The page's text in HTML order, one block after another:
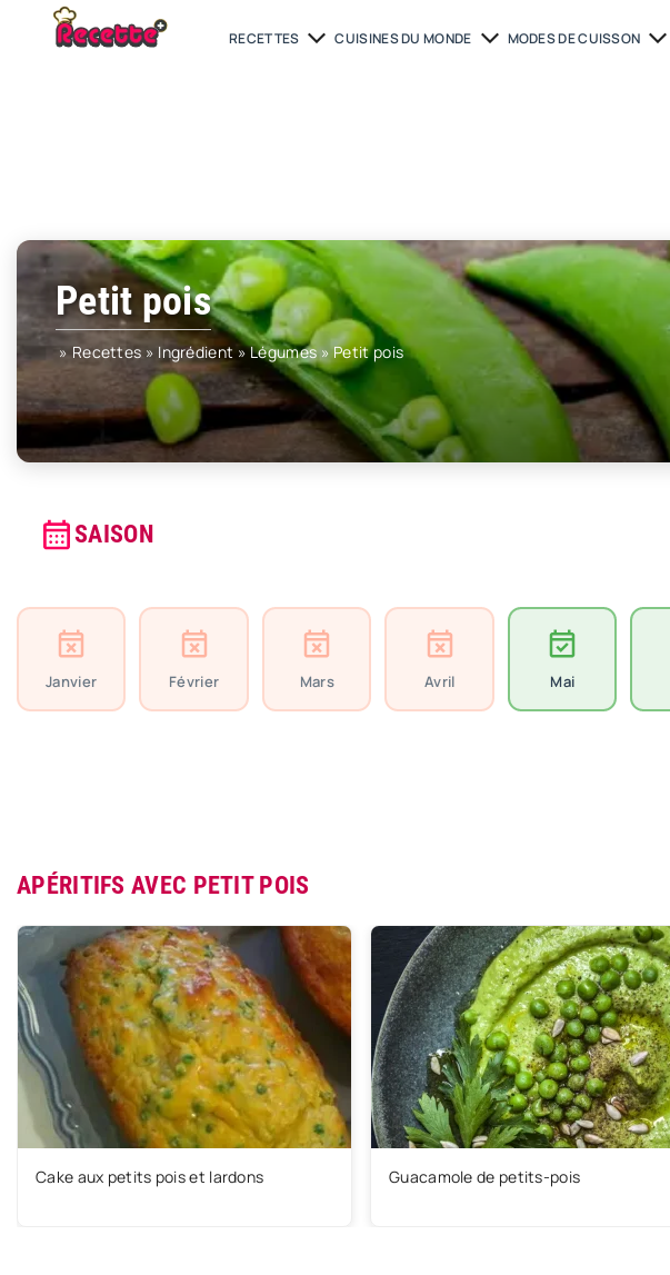
RECETTES CUISINES DU MONDE MODES DE CUISSON
Petit pois
»Recettes » Ingrédient»Légumes»Petit pois
SAISON
Janvier Février Mars Avril Mai
APÉRITIFS AVEC PETIT POIS
Cake aux petits pois et lardons Guacamole de petits-pois